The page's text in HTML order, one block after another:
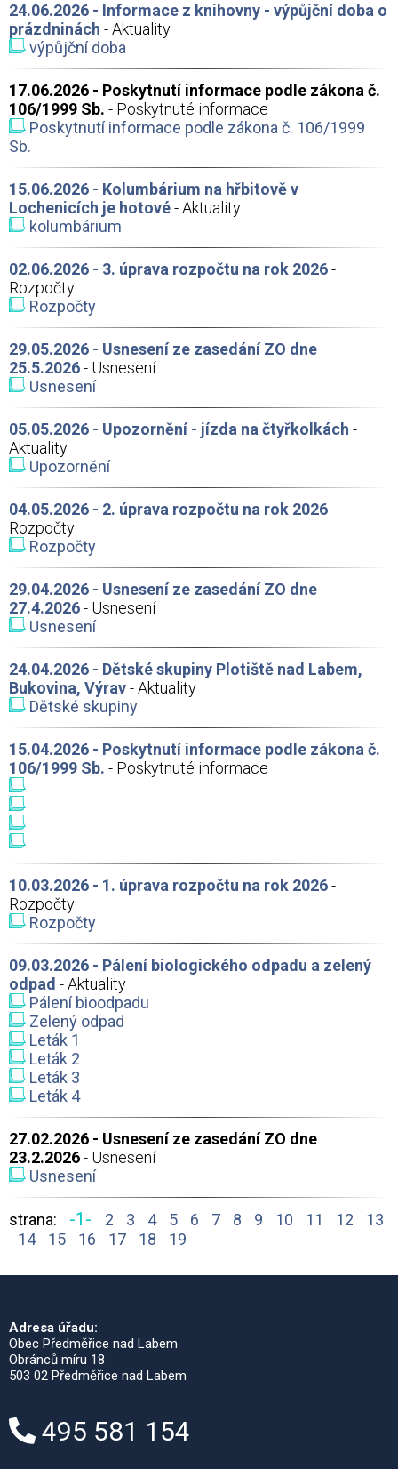
24.06.2026 - Informace z knihovny - výpůjční doba o
prázdninách - Aktuality
výpůjční doba
17.06.2026 - Poskytnutí informace podle zákona č.
106/1999 Sb. - Poskytnuté informace
Poskytnutí informace podle zákona č. 106/1999
Sb.
15.06.2026 - Kolumbárium na hřbitově v
Lochenicích je hotové- Aktuality
kolumbárium
02.06.2026 - 3. úprava rozpočtu na rok 2026-
Rozpočty
Rozpočty
29.05.2026 - Usnesení ze zasedání ZO dne
25.5.2026- Usnesení
Usnesení
05.05.2026 - Upozornění - jízda na čtyřkolkách -
Aktuality
Upozornění
04.05.2026 - 2. úprava rozpočtu na rok 2026-
Rozpočty
Rozpočty
29.04.2026 - Usnesení ze zasedání ZO dne
27.4.2026- Usnesení
Usnesení
24.04.2026 - Dětské skupiny Plotiště nad Labem,
Bukovina, Výrav- Aktuality
Dětské skupiny
15.04.2026 - Poskytnutí informace podle zákona č.
106/1999 Sb. - Poskytnuté informace
10.03.2026 - 1. úprava rozpočtu na rok 2026-
Rozpočty
Rozpočty
09.03.2026 - Pálení biologického odpadu a zelený
odpad - Aktuality
Pálení bioodpadu
Zelený odpad
Leták 1
Leták 2
Leták 3
Leták 4
27.02.2026 - Usnesení ze zasedání ZO dne
23.2.2026- Usnesení
Usnesení
strana: -1- 2 3 4 5 6 7 8 9 10 11 12
13
14
15 16 17 18 19
Adresa úřadu:
Obec Předměřice nad Labem
Obránců míru 18
503 02 Předměřice nad Labem
495 581 154